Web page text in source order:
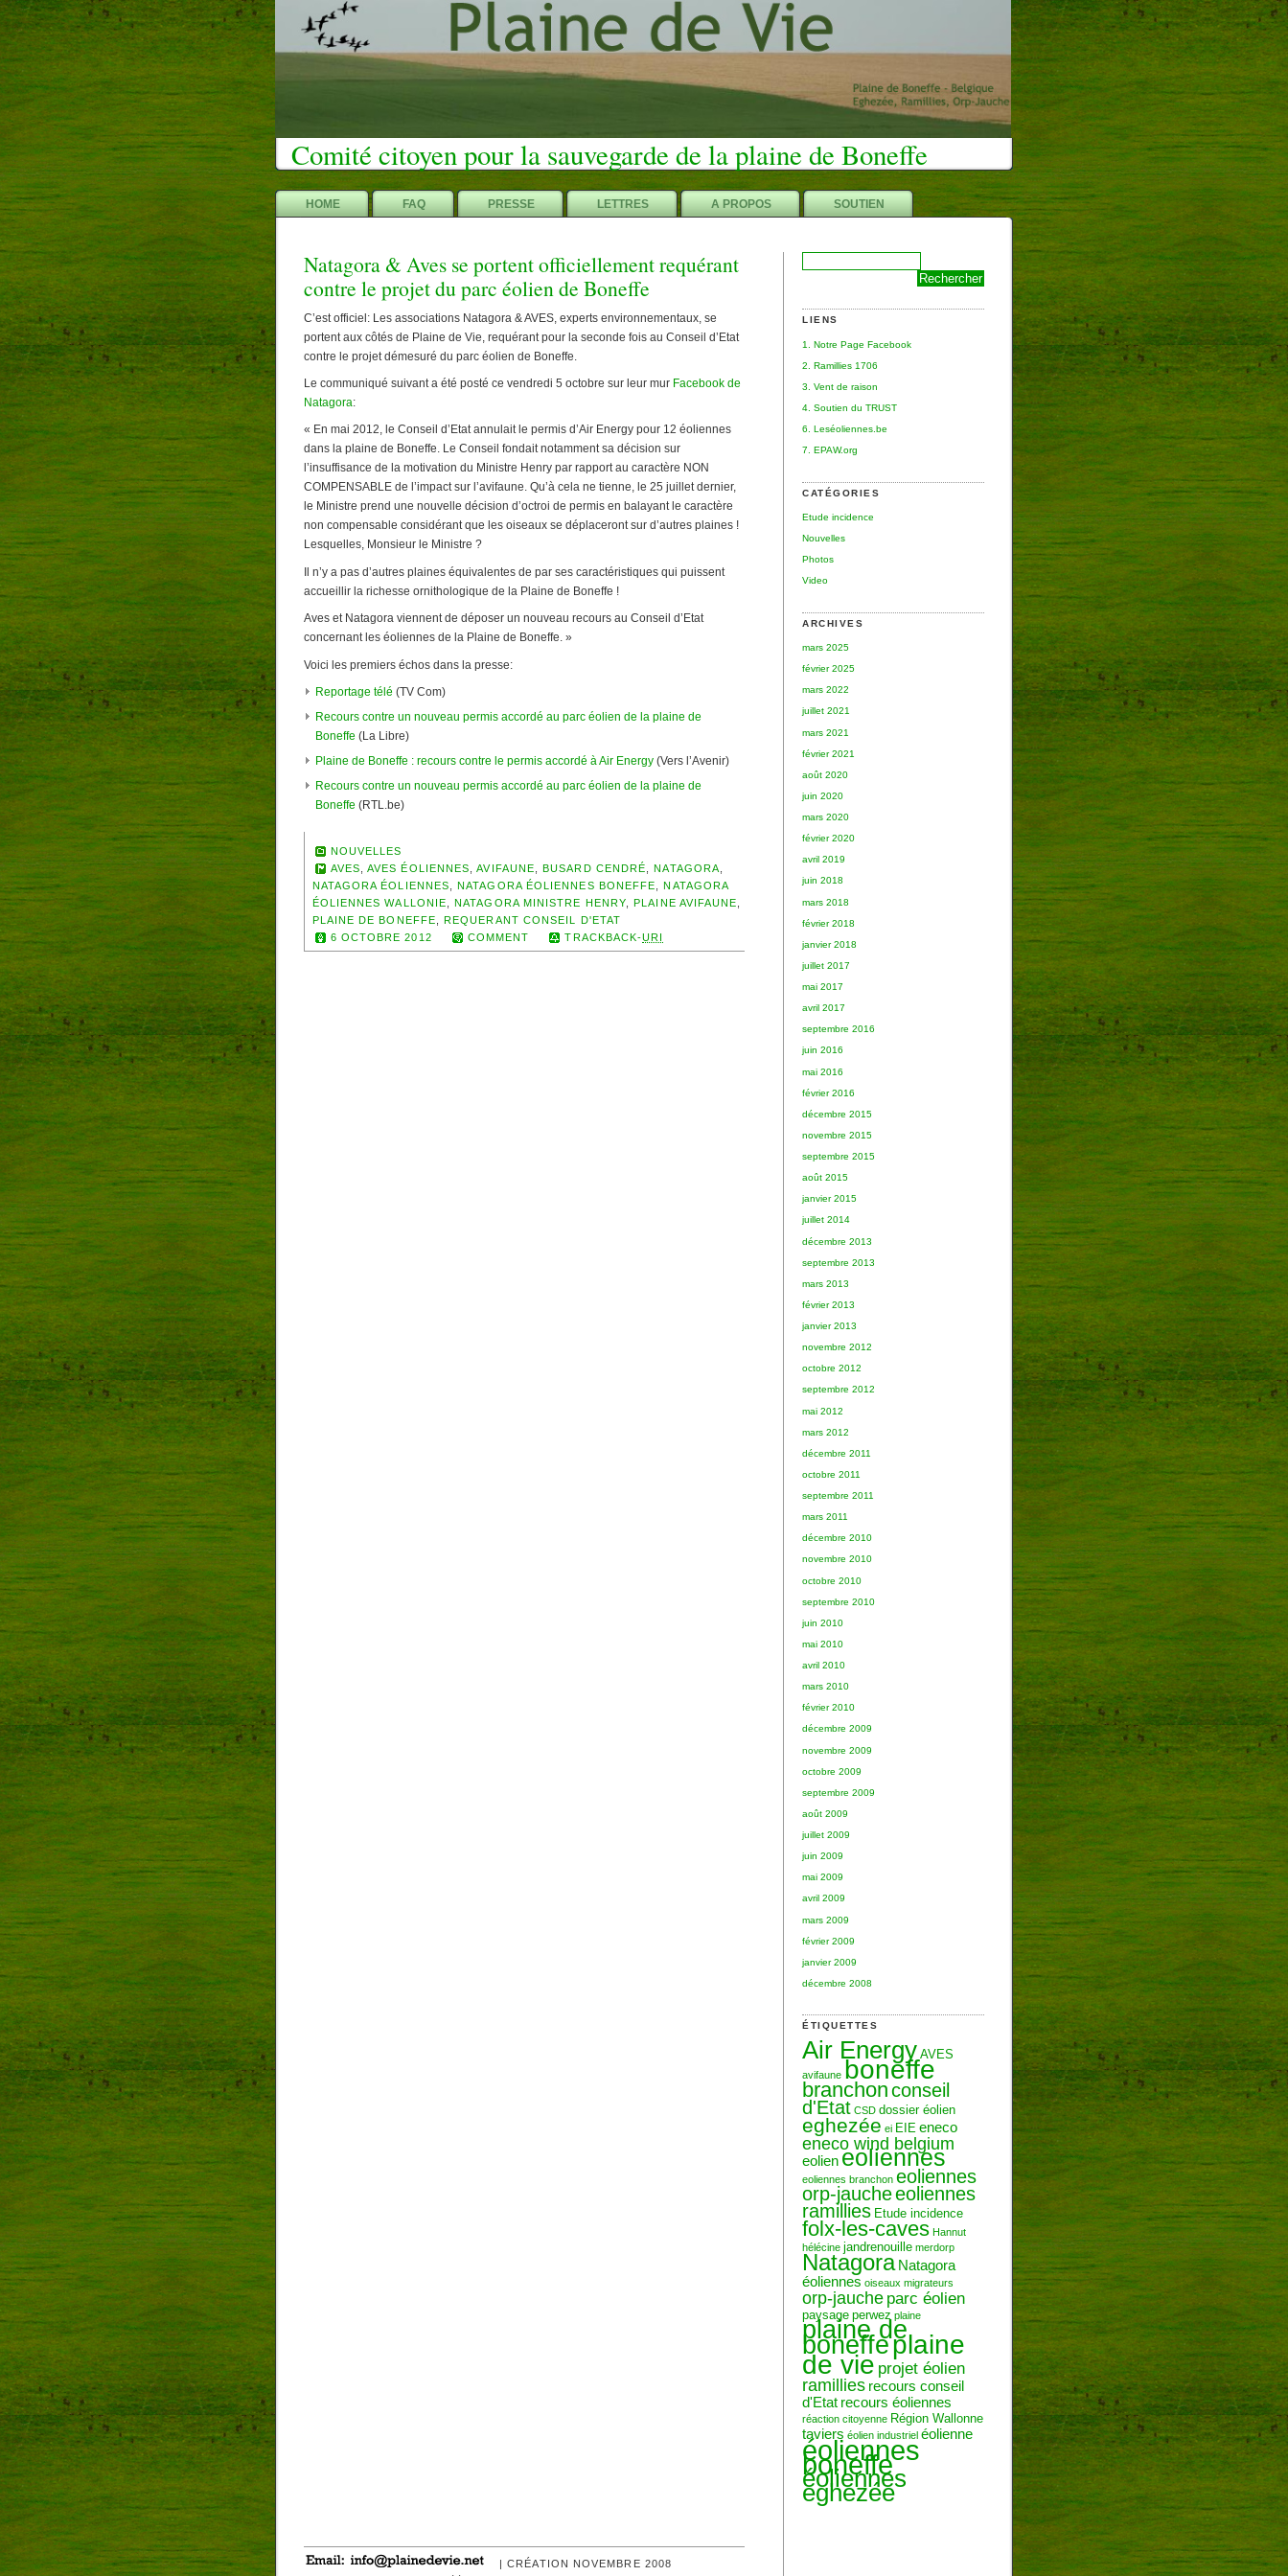
Comité citoyen pour la sauvegarde de la plaine de Boneffe
HOME FAQ PRESSE LETTRES A PROPOS SOUTIEN
LIENS
1. Notre Page Facebook
2. Ramillies 1706
3. Vent de raison
4. Soutien du TRUST
6. Leséoliennes.be
7. EPAW.org
CATÉGORIES
Etude incidence
Nouvelles
Photos
Video
ARCHIVES
mars 2025
février 2025
mars 2022
juillet 2021
mars 2021
février 2021
août 2020
juin 2020
mars 2020
février 2020
avril 2019
juin 2018
mars 2018
février 2018
janvier 2018
juillet 2017
mai 2017
avril 2017
septembre 2016
juin 2016
mai 2016
février 2016
décembre 2015
novembre 2015
septembre 2015
août 2015
janvier 2015
juillet 2014
décembre 2013
septembre 2013
mars 2013
février 2013
janvier 2013
novembre 2012
octobre 2012
septembre 2012
mai 2012
mars 2012
décembre 2011
octobre 2011
septembre 2011
mars 2011
décembre 2010
novembre 2010
octobre 2010
septembre 2010
juin 2010
mai 2010
avril 2010
mars 2010
février 2010
décembre 2009
novembre 2009
octobre 2009
septembre 2009
août 2009
juillet 2009
juin 2009
mai 2009
avril 2009
mars 2009
février 2009
janvier 2009
décembre 2008
ÉTIQUETTES
Air Energy AVES
avifaune boneffe
branchonconseil
d'Etat CSD dossier éolien
eghezée ei EIE eneco
eneco wind belgium
eolieneoliennes
eoliennes branchon eoliennes
orp-jaucheeoliennes
ramillies Etude incidence
folx-les-caves Hannut
hélécine jandrenouille merdorp
Natagora Natagora
éoliennes oiseaux migrateurs
orp-jauche parc éolien
paysage perwez plaine
plaine de
boneffeplaine
de vie projet éolien
ramillies recours conseil
d'Etat recours éoliennes
réaction citoyenne Région Wallonne
taviers éolien industriel éolienne
éoliennes
boneffe
éoliennes
eghezée
Natagora & Aves se portent officiellement requérant
contre le projet du parc éolien de Boneffe
C’est officiel: Les associations Natagora & AVES, experts environnementaux, se
portent aux côtés de Plaine de Vie, requérant pour la seconde fois au Conseil d’Etat
contre le projet démesuré du parc éolien de Boneffe.
Le communiqué suivant a été posté ce vendredi 5 octobre sur leur mur Facebook de
Natagora:
« En mai 2012, le Conseil d’Etat annulait le permis d’Air Energy pour 12 éoliennes
dans la plaine de Boneffe. Le Conseil fondait notamment sa décision sur
l’insuffisance de la motivation du Ministre Henry par rapport au caractère NON
COMPENSABLE de l’impact sur l’avifaune. Qu’à cela ne tienne, le 25 juillet dernier,
le Ministre prend une nouvelle décision d’octroi de permis en balayant le caractère
non compensable considérant que les oiseaux se déplaceront sur d’autres plaines !
Lesquelles, Monsieur le Ministre ?
Il n’y a pas d’autres plaines équivalentes de par ses caractéristiques qui puissent
accueillir la richesse ornithologique de la Plaine de Boneffe !
Aves et Natagora viennent de déposer un nouveau recours au Conseil d’Etat
concernant les éoliennes de la Plaine de Boneffe. »
Voici les premiers échos dans la presse:
Reportage télé (TV Com)
Recours contre un nouveau permis accordé au parc éolien de la plaine de
Boneffe (La Libre)
Plaine de Boneffe : recours contre le permis accordé à Air Energy (Vers l’Avenir)
Recours contre un nouveau permis accordé au parc éolien de la plaine de
Boneffe (RTL.be)
NOUVELLES
AVES ,AVES ÉOLIENNES ,AVIFAUNE ,BUSARD CENDRÉ ,NATAGORA
NATAGORA ÉOLIENNES ,NATAGORA ÉOLIENNES BONEFFE ,NATAGORA
ÉOLIENNES WALLONIE ,NATAGORA MINISTRE HENRY ,PLAINE AVIFAUNE
PLAINE DE BONEFFE ,REQUERANT CONSEIL D'ETAT
6 OCTOBRE 2012
COMMENT TRACKBACK-URI
| CRÉATION NOVEMBRE 2008